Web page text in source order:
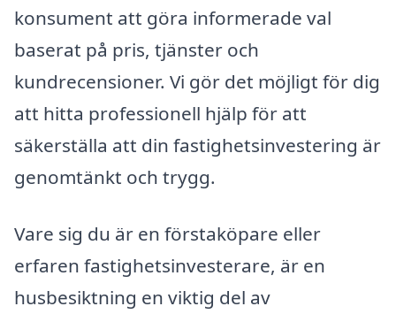
konsument att göra informerade val
baserat på pris, tjänster och
kundrecensioner. Vi gör det möjligt för dig
att hitta professionell hjälp för att
säkerställa att din fastighetsinvestering är
genomtänkt och trygg.
Vare sig du är en förstaköpare eller
erfaren fastighetsinvesterare, är en
husbesiktning en viktig del av